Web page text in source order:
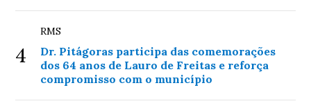
4
RMS
Dr. Pitágoras participa das comemorações
dos 64 anos de Lauro de Freitas e reforça
compromisso com o município